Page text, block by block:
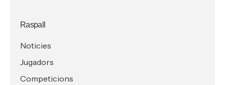
Raspall
Noticies
Jugadors
Competicions